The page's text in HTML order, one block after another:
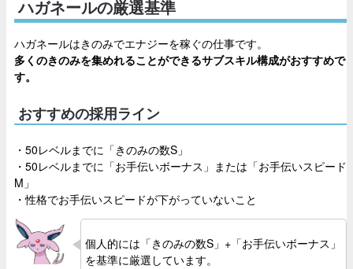
ハガネールの厳選基準
ハガネールはきのみでエナジーを稼ぐの仕事です。
多くのきのみを集めれることができるサブスキル構成がおすすめで
す。
おすすめの採用ライン
・50レベルまでに「きのみの数S」
・50レベルまでに「お手伝いボーナス」または「お手伝いスピード
M」
・性格でお手伝いスピードが下がっていないこと
個人的には「きのみの数S」+「お手伝いボーナス」
を基準に厳選しています。